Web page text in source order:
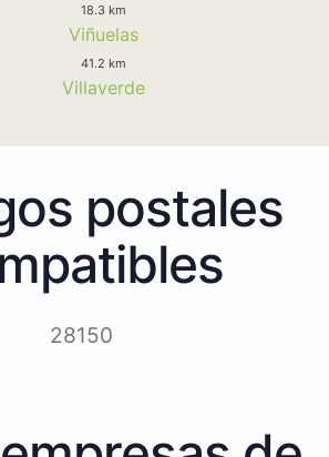
18.3 km
Viñuelas
41.2 km
Villaverde
postales
28150